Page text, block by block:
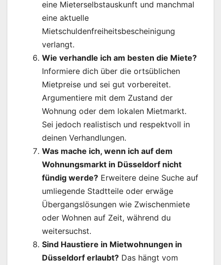
eine Mieterselbstauskunft und manchmal
eine aktuelle
Mietschuldenfreiheitsbescheinigung
verlangt.
Wie verhandle ich am besten die Miete?
Informiere dich über die ortsüblichen
Mietpreise und sei gut vorbereitet.
Argumentiere mit dem Zustand der
Wohnung oder dem lokalen Mietmarkt.
Sei jedoch realistisch und respektvoll in
deinen Verhandlungen.
Was mache ich, wenn ich auf dem
Wohnungsmarkt in Düsseldorf nicht
fündig werde? Erweitere deine Suche auf
umliegende Stadtteile oder erwäge
Übergangslösungen wie Zwischenmiete
oder Wohnen auf Zeit, während du
weitersuchst.
Sind Haustiere in Mietwohnungen in
Düsseldorf erlaubt? Das hängt vom